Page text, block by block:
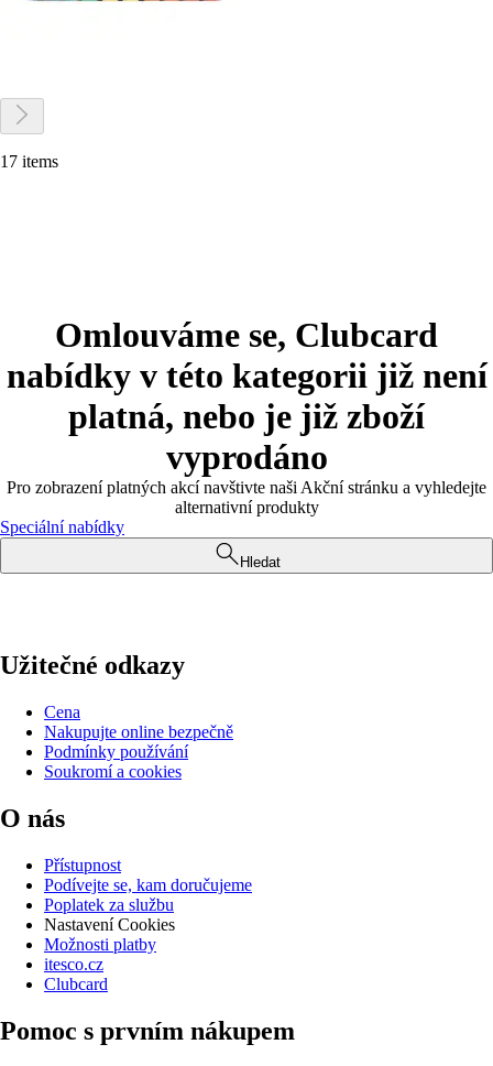
17 items
Omlouváme se, Clubcard
nabídky v této kategorii již není
platná, nebo je již zboží
vyprodáno
Pro zobrazení platných akcí navštivte naši Akční stránku a vyhledejte
alternativní produkty
Speciální nabídky
Hledat
Užitečné odkazy
Cena
Nakupujte online bezpečně
Podmínky používání
Soukromí a cookies
O nás
Přístupnost
Podívejte se, kam doručujeme
Poplatek za službu
Nastavení Cookies
Možnosti platby
itesco.cz
Clubcard
Pomoc s prvním nákupem